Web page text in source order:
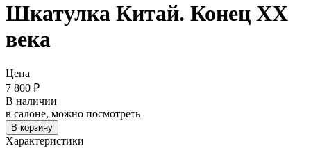
Шкатулка Китай. Конец ХХ
века
Цена
7 800 ₽
В наличии
в салоне, можно посмотреть
В корзину
Характеристики